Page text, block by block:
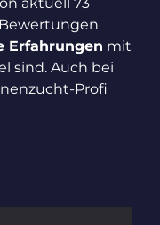
Erfahrungen mit
sind. Auch bei
Profi